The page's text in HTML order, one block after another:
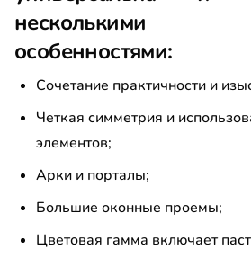
несколькими
особенностями:
Сочетание практичности и
Четкая симметрия и
элементов;
Арки и порталы;
Большие оконные проемы;
Цветовая гамма включает